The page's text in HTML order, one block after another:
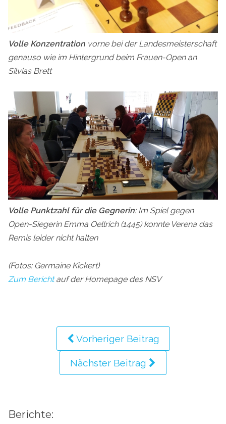
Volle Konzentration vorne bei der Landesmeisterschaft
genauso wie im Hintergrund beim Frauen-Open an
Silvias Brett
Volle Punktzahl für die Gegnerin: Im Spiel gegen
Open-Siegerin Emma Oellrich (1445) konnte Verena das
Remis leider nicht halten
(Fotos: Germaine Kickert)
Zum Berichtauf der Homepage des NSV
Vorheriger Beitrag
Nächster Beitrag
Berichte: